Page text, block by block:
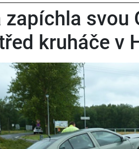
zapíchla svou
kruháče v